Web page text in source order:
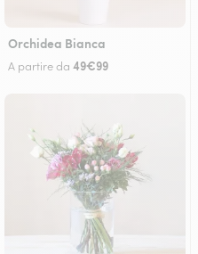
Orchidea Bianca
A partire da 49€99